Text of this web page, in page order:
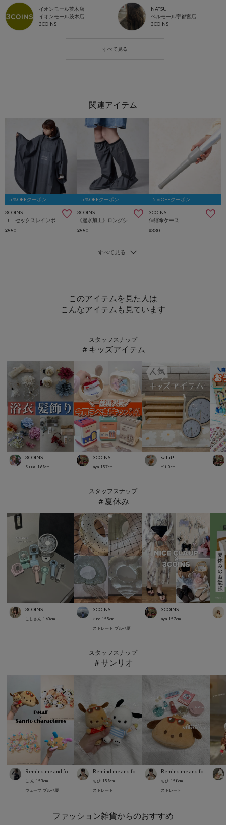
イオンモール茨木店
イオンモール茨木店
3COINS
NATSU
ベルモール宇都宮店
3COINS
5％OFFクーポン
3COINS
¥880
5％OFFクーポン
3COINS
¥880
5％OFFクーポン
3COINS
伸縮傘ケース
¥330
このアイテムを見た人は
こんなアイテムも見ています
スタッフスナップ
＃キッズアイテム
3COINS
Suu☺︎ 168cm
3COINS
aya 157cm
salut!
mii 0cm
スタッフスナップ
＃夏休み
3COINS
こじさん 160cm
3COINS
kuro 155cm
ストレート ブルベ夏
3COINS
aya 157cm
スタッフスナップ
＃サンリオ
こ ん 153cm
ウェーブ ブルベ夏
ちひ 158cm
ストレート
Remind me and forever
ちひ 158cm
ストレート
ファッション雑貨からのおすすめ